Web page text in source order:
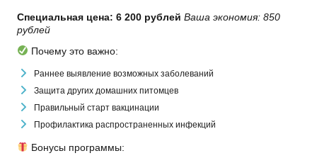
Специальная цена: 6 200 рублей Ваша экономия: 850
рублей
Почему это важно:
Раннее выявление возможных заболеваний
Защита других домашних питомцев
Правильный старт вакцинации
Профилактика распространенных инфекций
Бонусы программы: